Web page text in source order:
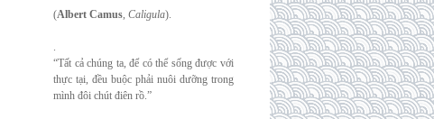
(Albert Camus, Caligula).
.
“Tất cả chúng ta, để có thể sống được với
thực tại, đều buộc phải nuôi dưỡng trong
mình đôi chút điên rồ.”